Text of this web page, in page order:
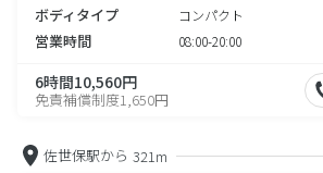
ボディタイプ コンパクト
営業時間 08:00-20:00
6時間10,560円
免責補償制度1,650円
佐世保駅から 321m